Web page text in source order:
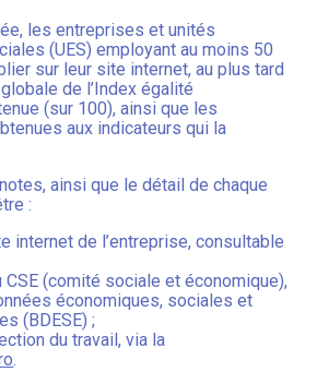
les entreprises et unités
(UES) employant au moins 50
sur leur site internet, au plus tard
de l’Index égalité
(sur 100), ainsi que les
aux indicateurs qui la
ainsi que le détail de chaque
:
internet de l’entreprise, consultable
CSE (comité sociale et économique),
économiques, sociales et
(BDESE) ;
du travail, via la
.